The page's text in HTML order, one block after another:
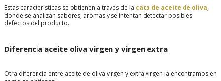
Estas características se obtienen a través de la cata de aceite de oliva,
donde se analizan sabores, aromas y se intentan detectar posibles
defectos del producto.
Diferencia aceite oliva virgen y virgen extra
Otra diferencia entre aceite de oliva virgen y extra virgen la encontramos en